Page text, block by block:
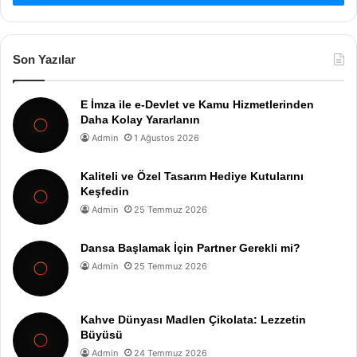
Son Yazılar
E İmza ile e-Devlet ve Kamu Hizmetlerinden
Daha Kolay Yararlanın
Admin 1 Ağustos 2026
Kaliteli ve Özel Tasarım Hediye Kutularını
Keşfedin
Admin 25 Temmuz 2026
Dansa Başlamak İçin Partner Gerekli mi?
Admin 25 Temmuz 2026
Kahve Dünyası Madlen Çikolata: Lezzetin
Büyüsü
Admin 24 Temmuz 2026